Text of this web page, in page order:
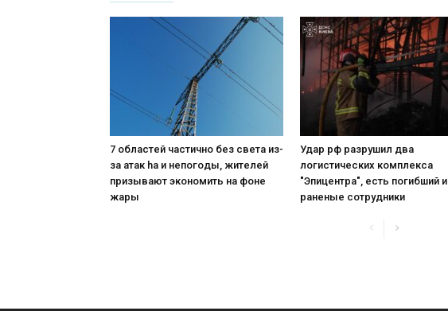
7 областей частично без света из-
за атак ha и непогоды, жителей
призывают экономить на фоне
жары
Удар рф разрушил два
логистических комплекса
"Эпицентра", есть погибший и
раненые сотрудники